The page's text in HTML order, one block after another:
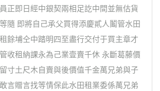
正即日經中銀契兩相足訖中間並無估貨
隨 即將自己承父買得添慶貳人鬮管水田
餘埔仝中踏明四至盡行交付于買主章才
收租納課永為己業壹賣千休 永斷葛藤價
寸土尺木自賣與後價值千金萬兄弟與子
言贈言找等情保此水田租業委係萬兄弟